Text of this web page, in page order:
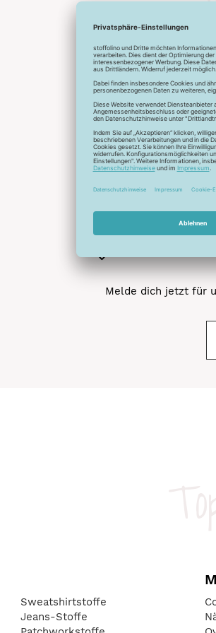
Abonniere jetzt
Aktionen und
Neue Stoffe
neuesten
Inspiration:
inspirieren!
Gewinnspiele:
Melde dich jetzt für
Sweatshirtstoffe
Jeans-Stoffe